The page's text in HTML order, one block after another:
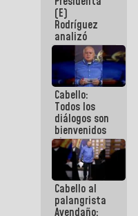
presencial
para el
diálogo
(E)
Rodríguez
analizó
junto a
gobernadores
planes de
recuperación
del Sistema
Eléctrico
Nacional
Cabello:
Todos los
diálogos son
bienvenidos
siempre que
estén en el
marco de la
Constitución
de la
República
Cabello al
palangrista
Avendaño: